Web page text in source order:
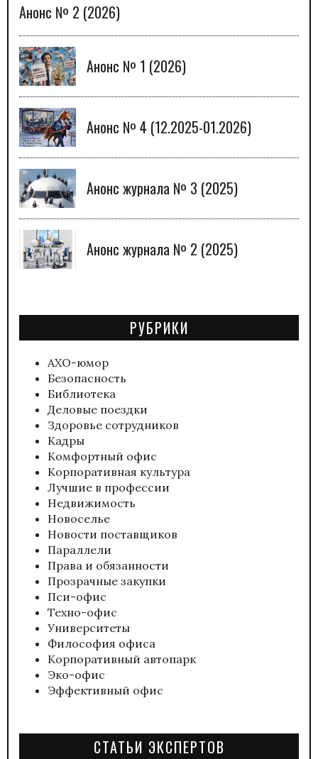
Анонс № 2 (2026)
Анонс № 1 (2026)
Анонс № 4 (12.2025-01.2026)
Анонс журнала № 3 (2025)
Анонс журнала № 2 (2025)
РУБРИКИ
АХО-юмор
Безопасность
Библиотека
Деловые поездки
Здоровье сотрудников
Кадры
Комфортный офис
Корпоративная культура
Лучшие в профессии
Недвижимость
Новоселье
Новости поставщиков
Параллели
Права и обязанности
Прозрачные закупки
Пси-офис
Техно-офис
Университеты
Философия офиса
Корпоративный автопарк
Эко-офис
Эффективный офис
СТАТЬИ ЭКСПЕРТОВ